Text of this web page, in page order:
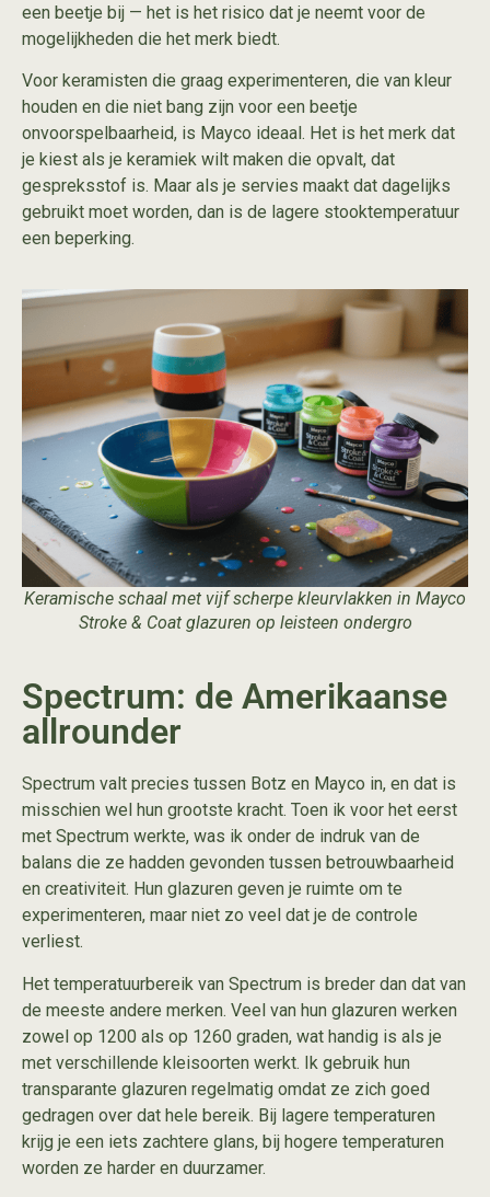
een beetje bij — het is het risico dat je neemt voor de
mogelijkheden die het merk biedt.
Voor keramisten die graag experimenteren, die van kleur
houden en die niet bang zijn voor een beetje
onvoorspelbaarheid, is Mayco ideaal. Het is het merk dat
je kiest als je keramiek wilt maken die opvalt, dat
gespreksstof is. Maar als je servies maakt dat dagelijks
gebruikt moet worden, dan is de lagere stooktemperatuur
een beperking.
Keramische schaal met vijf scherpe kleurvlakken in Mayco
Stroke & Coat glazuren op leisteen ondergro
Spectrum: de Amerikaanse
allrounder
Spectrum valt precies tussen Botz en Mayco in, en dat is
misschien wel hun grootste kracht. Toen ik voor het eerst
met Spectrum werkte, was ik onder de indruk van de
balans die ze hadden gevonden tussen betrouwbaarheid
en creativiteit. Hun glazuren geven je ruimte om te
experimenteren, maar niet zo veel dat je de controle
verliest.
Het temperatuurbereik van Spectrum is breder dan dat van
de meeste andere merken. Veel van hun glazuren werken
zowel op 1200 als op 1260 graden, wat handig is als je
met verschillende kleisoorten werkt. Ik gebruik hun
transparante glazuren regelmatig omdat ze zich goed
gedragen over dat hele bereik. Bij lagere temperaturen
krijg je een iets zachtere glans, bij hogere temperaturen
worden ze harder en duurzamer.